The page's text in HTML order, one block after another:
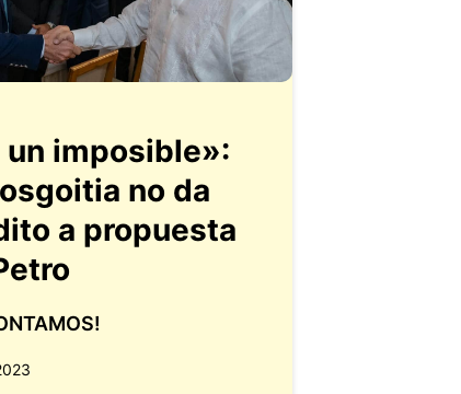
un imposible»:
no da
a propuesta